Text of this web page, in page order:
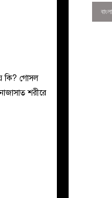
কি? গোসল
শরীরে